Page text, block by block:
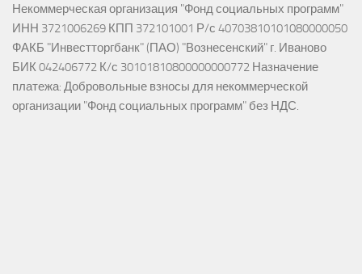
Некоммерческая организация "Фонд социальных программ"
ИНН 3721006269 КПП 372101001 Р/с 40703810101080000050
ФАКБ "Инвестторгбанк" (ПАО) "Вознесенский" г. Иваново
БИК 042406772 К/с 30101810800000000772 Назначение
платежа: Добровольные взносы для некоммерческой
организации "Фонд социальных программ" без НДС.